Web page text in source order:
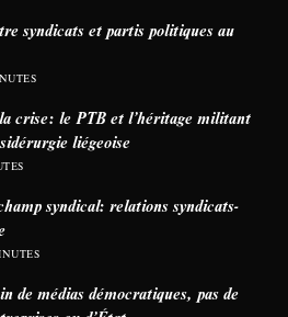
syndicats et partis politiques au
crise: le PTB et l’héritage militant
liégeoise
syndical: relations syndicats-
de médias démocratiques, pas de